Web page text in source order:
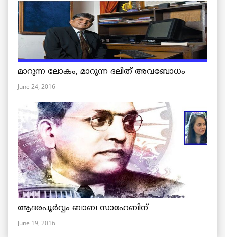
മാറുന്ന ലോകം, മാറുന്ന ദലിത് അവബോധം
June 24, 2016
ആദരപൂര്‍വ്വം ബാബ സാഹേബിന്
June 19, 2016